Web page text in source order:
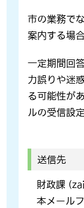
市の業務で
案内する場
一定期間回
力誤りや迷
る可能性が
ルの受信設
送信先
財政課
本メール